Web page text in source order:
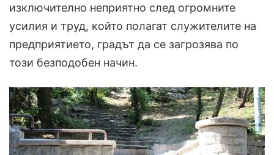
изключително неприятно след огромните
усилия и труд, който полагат служителите на
предприятието, градът да се загрозява по
този безподобен начин.